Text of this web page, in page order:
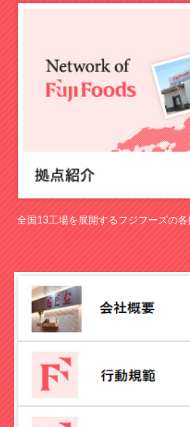
全国13工場を展開するフジフーズの各